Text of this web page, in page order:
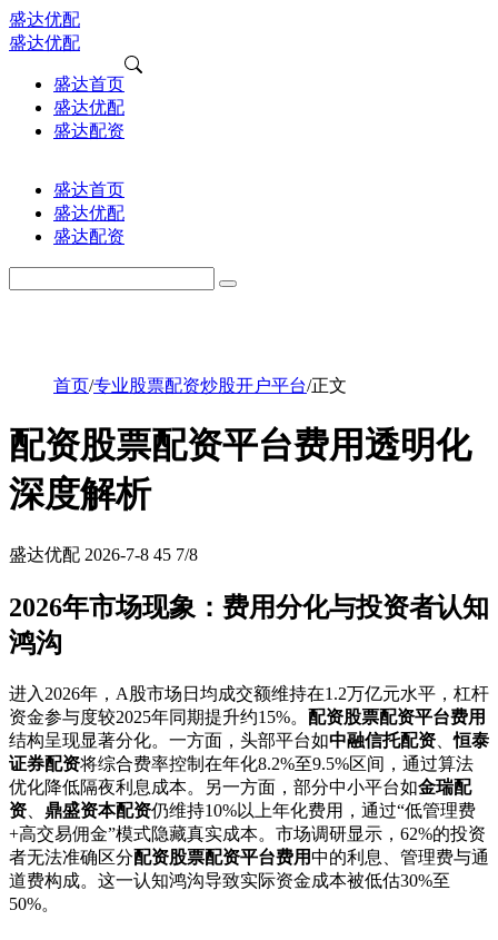
盛达优配
盛达优配
盛达首页
盛达优配
盛达配资
盛达首页
盛达优配
盛达配资
首页/专业股票配资炒股开户平台/正文
配资股票配资平台费用透明化
深度解析
盛达优配 2026-7-8 45 7/8
2026年市场现象：费用分化与投资者认知
鸿沟
进入2026年，A股市场日均成交额维持在1.2万亿元水平，杠杆
资金参与度较2025年同期提升约15%。 配资股票配资平台费用
结构呈现显著分化。一方面，头部平台如中融信托配资 、恒泰
证券配资将综合费率控制在年化8.2%至9.5%区间，通过算法
优化降低隔夜利息成本。另一方面，部分中小平台如金瑞配
资
鼎盛资本配资仍维持10%以上年化费用，通过“低管理费
+高交易佣金”模式隐藏真实成本。市场调研显示，62%的投资
者无法准确区分配资股票配资平台费用中的利息、管理费与通
道费构成。这一认知鸿沟导致实际资金成本被低估30%至
50%。